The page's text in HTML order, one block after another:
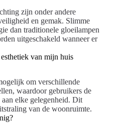
zijn onder andere
en gemak. Slimme
dan traditionele gloeilampen
uitgeschakeld wanneer er
van mijn huis
om verschillende
waardoor gebruikers de
elke gelegenheid. Dit
van de woonruimte.